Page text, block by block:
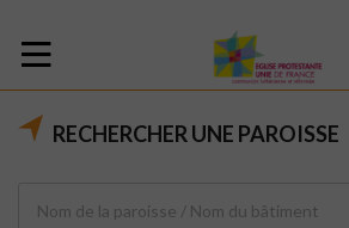
RECHERCHER UNE PAROISSE